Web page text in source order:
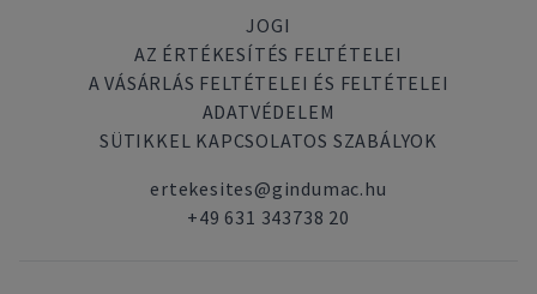
JOGI
AZ ÉRTÉKESÍTÉS FELTÉTELEI
A VÁSÁRLÁS FELTÉTELEI ÉS FELTÉTELEI
ADATVÉDELEM
SÜTIKKEL KAPCSOLATOS SZABÁLYOK
ertekesites@gindumac.hu
+49 631 343738 20